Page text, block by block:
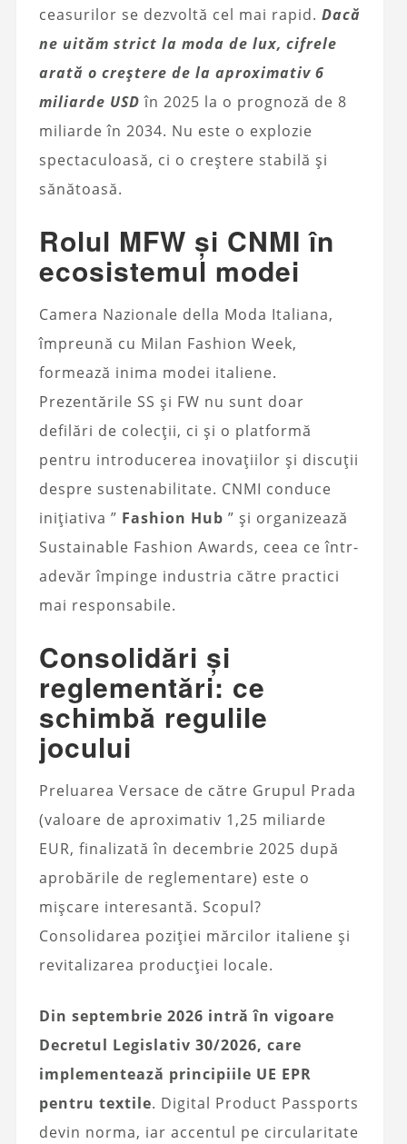
ceasurilor se dezvoltă cel mai rapid. Dacă
ne uităm strict la moda de lux, cifrele
arată o creștere de la aproximativ 6
miliarde USD în 2025 la o prognoză de 8
miliarde în 2034. Nu este o explozie
spectaculoasă, ci o creștere stabilă și
sănătoasă.
Rolul MFW și CNMI în
ecosistemul modei
Camera Nazionale della Moda Italiana,
împreună cu Milan Fashion Week,
formează inima modei italiene.
Prezentările SS și FW nu sunt doar
defilări de colecții, ci și o platformă
pentru introducerea inovațiilor și discuții
despre sustenabilitate. CNMI conduce
inițiativa ” Fashion Hub ” și organizează
Sustainable Fashion Awards, ceea ce într-
adevăr împinge industria către practici
mai responsabile.
Consolidări și
reglementări: ce
schimbă regulile
jocului
Preluarea Versace de către Grupul Prada
(valoare de aproximativ 1,25 miliarde
EUR, finalizată în decembrie 2025 după
aprobările de reglementare) este o
mișcare interesantă. Scopul?
Consolidarea poziției mărcilor italiene și
revitalizarea producției locale.
Din septembrie 2026 intră în vigoare
Decretul Legislativ 30/2026, care
implementează principiile UE EPR
pentru textile. Digital Product Passports
devin norma, iar accentul pe circularitate